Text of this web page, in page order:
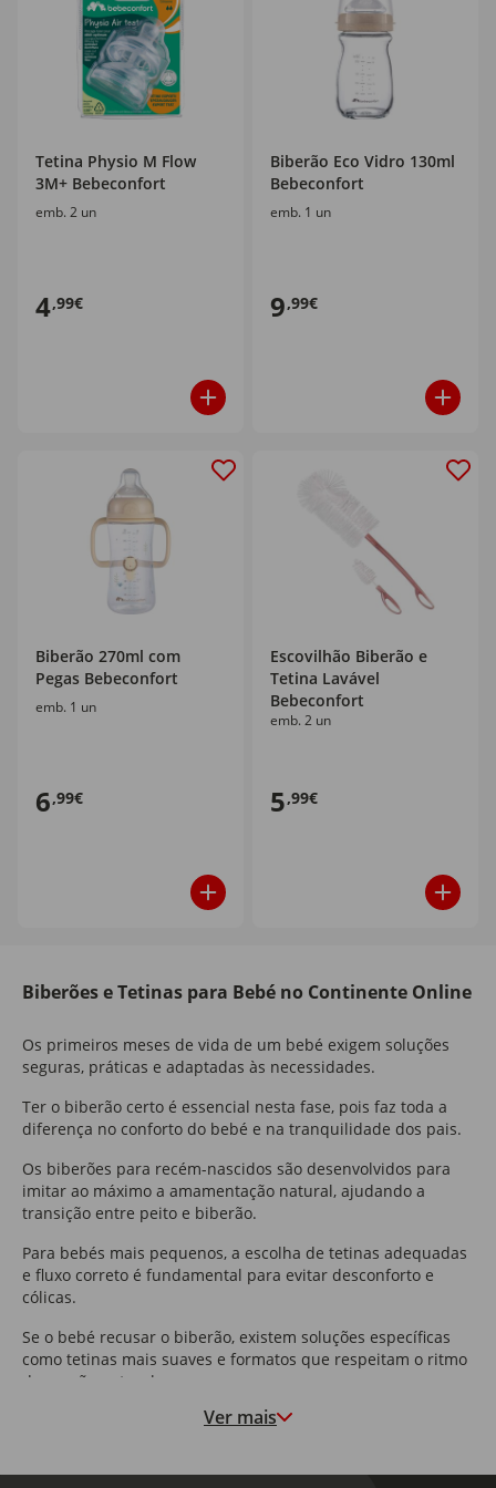
Tetina Physio M Flow
3M+ Bebeconfort
emb. 2 un
4,99€
Biberão Eco Vidro 130ml
Bebeconfort
emb. 1 un
9,99€
Biberão 270ml com
Pegas Bebeconfort
emb. 1 un
6,99€
Escovilhão Biberão e
Tetina Lavável
Bebeconfort
emb. 2 un
5,99€
Biberões e Tetinas para Bebé no Continente Online
Os primeiros meses de vida de um bebé exigem soluções
seguras, práticas e adaptadas às necessidades.
Ter o biberão certo é essencial nesta fase, pois faz toda a
diferença no conforto do bebé e na tranquilidade dos pais.
Os biberões para recém-nascidos são desenvolvidos para
imitar ao máximo a amamentação natural, ajudando a
transição entre peito e biberão.
Para bebés mais pequenos, a escolha de tetinas adequadas
e fluxo correto é fundamental para evitar desconforto e
cólicas.
Se o bebé recusar o biberão, existem soluções específicas
como tetinas mais suaves e formatos que respeitam o ritmo
de sucção natural.
Biberão de vidro ou de plástico?
Ver mais